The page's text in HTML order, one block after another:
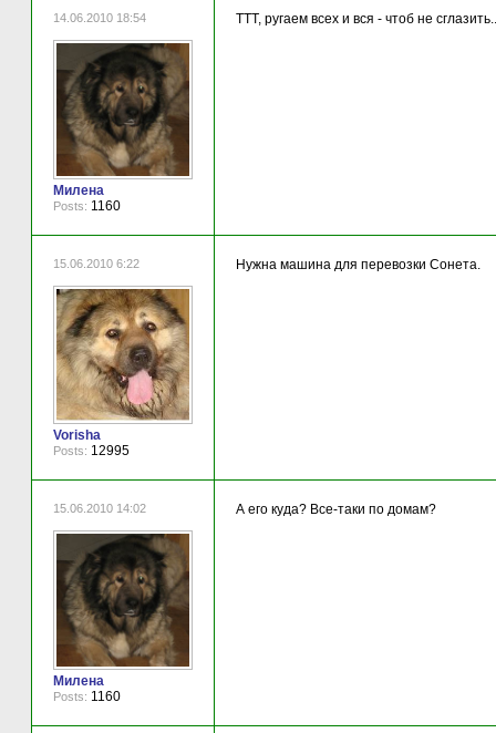
14.06.2010 18:54
Милена
Posts: 1160
ТТТ, ругаем всех и вся - чтоб не
15.06.2010 6:22
Vorisha
Posts: 12995
Нужна машина для перевозки Сонета.
15.06.2010 14:02
Милена
Posts: 1160
А его куда? Все-таки по домам?